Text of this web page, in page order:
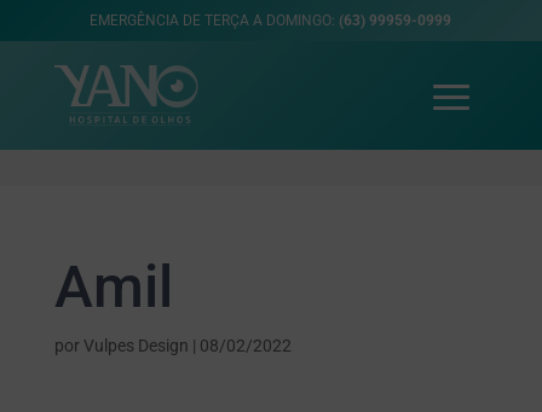
EMERGÊNCIA DE TERÇA A DOMINGO: (63) 99959-0999
Amil
porVulpes Design | 08/02/2022